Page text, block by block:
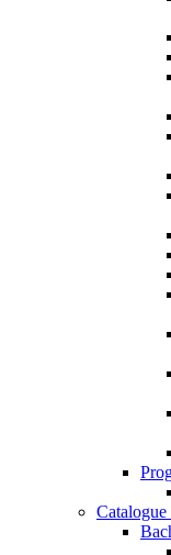
Catalogue